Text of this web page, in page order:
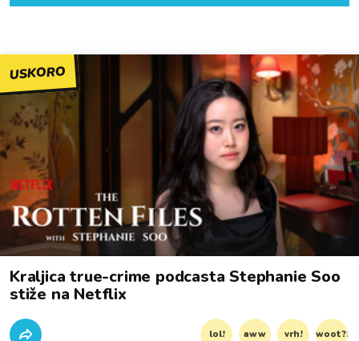
USKORO
Kraljica true-crime podcasta Stephanie Soo
stiže na Netflix
lol! aww vrh! woot?!